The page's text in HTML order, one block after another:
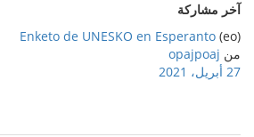
آخر مشاركة
(eo)
Enketo de UNESKO en Esperanto
من opajpoaj
27 أبريل، 2021